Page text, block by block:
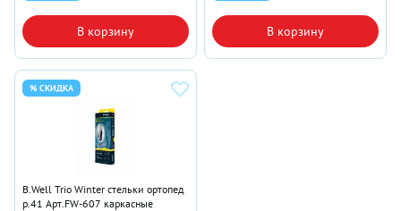
В корзину В корзину
% СКИДКА
B.Well Trio Winter стельки ортопед
р.41 Арт.FW-607 каркасные